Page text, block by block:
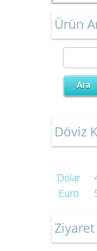
Ürün
Döviz
Dolar
Euro